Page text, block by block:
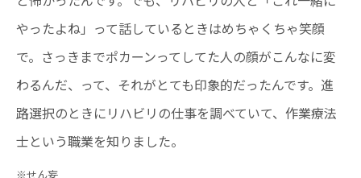
やったよね」って話しているときはめちゃくちゃ笑顔
で。さっきまでポカーンってしてた人の顔がこんなに変
わるんだ、って、それがとても印象的だったんです。進
路選択のときにリハビリの仕事を調べていて、作業療法
士という職業を知りました。
※せん妄